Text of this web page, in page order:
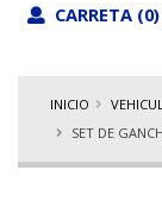
CARRETA
INICIO
SET DE